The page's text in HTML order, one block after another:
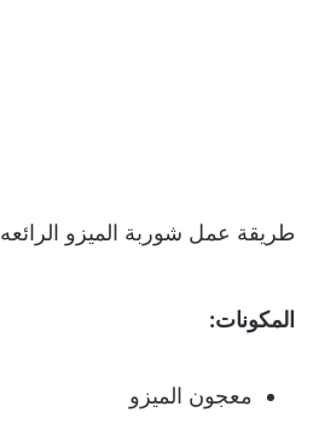
طريقة عمل شوربة الميزو الرائعه
المكونات:
معجون الميزو